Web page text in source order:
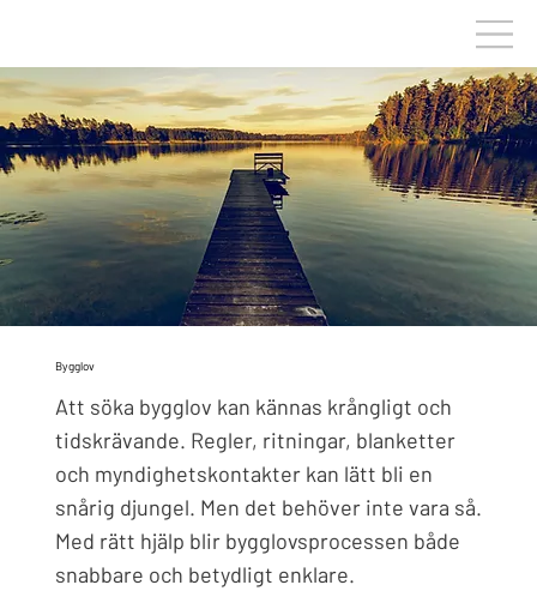
Bygglov
Att söka bygglov kan kännas krångligt och
tidskrävande. Regler, ritningar, blanketter
och myndighetskontakter kan lätt bli en
snårig djungel. Men det behöver inte vara så.
Med rätt hjälp blir bygglovsprocessen både
snabbare och betydligt enklare.